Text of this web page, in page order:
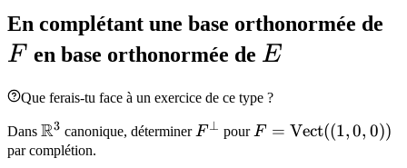
En complétant une base orthonormée de
F en base orthonormée de E
E
Que ferais-tu face à un exercice de ce type ?
Dans \mathbb{R}^3
R3 canonique, déterminerF^{\perp}
F ⊥ pourF =
F = Vect((1,0, 0))
par complétion.